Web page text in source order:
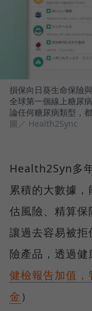
損保向日葵生命保險
全球第一個線上糖尿
論任何糖尿病類型，
圖／ Health2Sync
Health2Syn多
累積的大數據
估風險、精算保
讓過去容易被
險產品，透過
健檢報告加值
金 ）